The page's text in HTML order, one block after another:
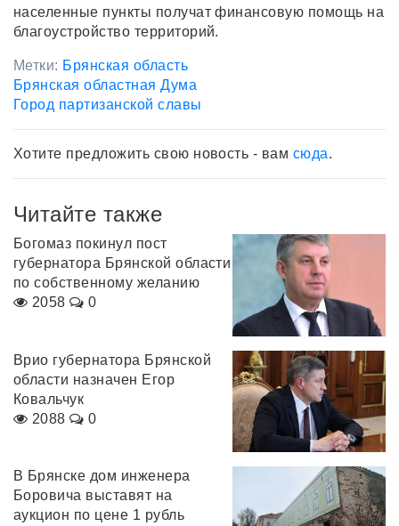
населенные пункты получат финансовую помощь на
благоустройство территорий.
Метки: Брянская область
Брянская областная Дума
Город партизанской славы
Хотите предложить свою новость - вам сюда.
Читайте также
Богомаз покинул пост
губернатора Брянской области
по собственному желанию
2058
0
Врио губернатора Брянской
области назначен Егор
Ковальчук
2088
0
В Брянске дом инженера
Боровича выставят на
аукцион по цене 1 рубль